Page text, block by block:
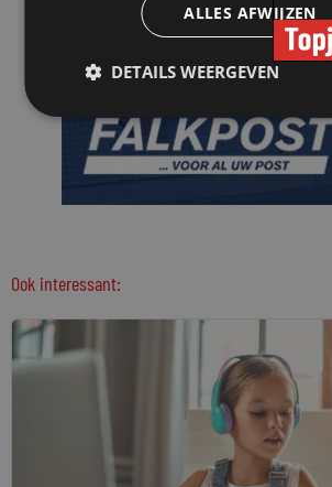
Ook interessant:
ALLES AFWIJZEN
DETAILS WEERGEVEN